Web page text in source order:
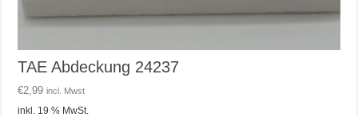
TAE Abdeckung 24237
€2,99 incl. Mwst
inkl. 19 % MwSt.